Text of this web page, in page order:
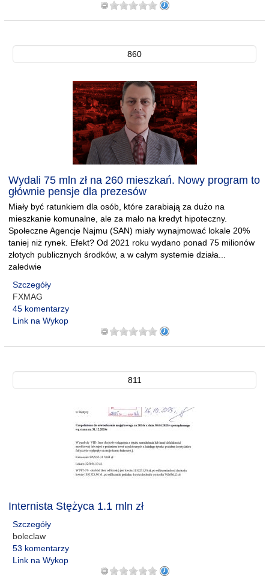
860
Wydali 75 mln zł na 260 mieszkań. Nowy program to
głównie pensje dla prezesów
Miały być ratunkiem dla osób, które zarabiają za dużo na
mieszkanie komunalne, ale za mało na kredyt hipoteczny.
Społeczne Agencje Najmu (SAN) miały wynajmować lokale 20%
taniej niż rynek. Efekt? Od 2021 roku wydano ponad 75 milionów
złotych publicznych środków, a w całym systemie działa...
zaledwie
Szczegóły
FXMAG
45 komentarzy
Link na Wykop
811
Internista Stężyca 1.1 mln zł
Szczegóły
boleclaw
53 komentarzy
Link na Wykop